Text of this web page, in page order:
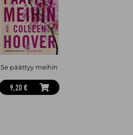
Se päättyy meihin
9,20 €